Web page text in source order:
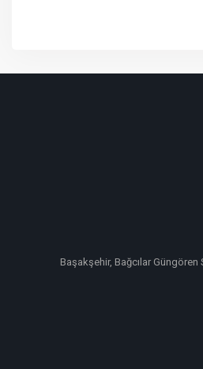
Başakşehir, Bağcılar